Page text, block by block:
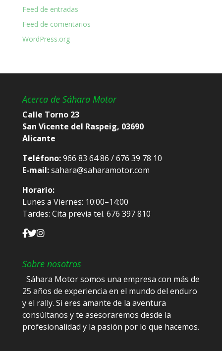
Feed de entradas
Feed de comentarios
WordPress.org
Acerca de Sáhara Motor
Calle Torno 23
San Vicente del Raspeig, 03690
Alicante
Teléfono:966 83 64 86 / 676 39 78 10
E-mail:sahara@saharamotor.com
Horario:
Lunes a Viernes: 10:00–14:00
Tardes: Cita previa tel. 676 397 810
Sobre nosotros
Sáhara Motor somos una empresa con más de
25 años de experiencia en el mundo del enduro
y el rally. Si eres amante de la aventura
consúltanos y te asesoraremos desde la
profesionalidad y la pasión por lo que hacemos.